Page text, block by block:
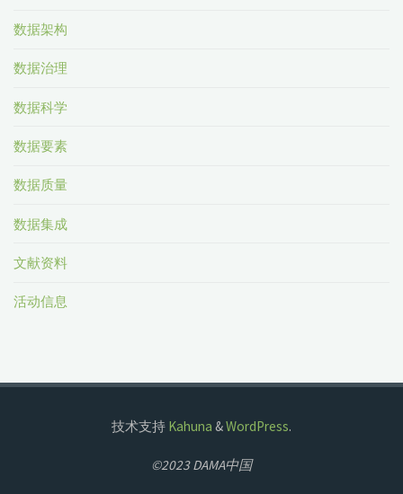
数据架构
数据治理
数据科学
数据要素
数据质量
数据集成
文献资料
活动信息
技术支持 Kahuna &WordPress.
©2023 DAMA中国